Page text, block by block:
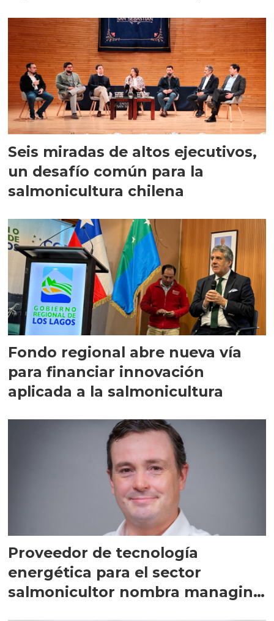
Seis miradas de altos ejecutivos,
un desafío común para la
salmonicultura chilena
Fondo regional abre nueva vía
para financiar innovación
aplicada a la salmonicultura
Proveedor de tecnología
energética para el sector
salmonicultor nombra managing